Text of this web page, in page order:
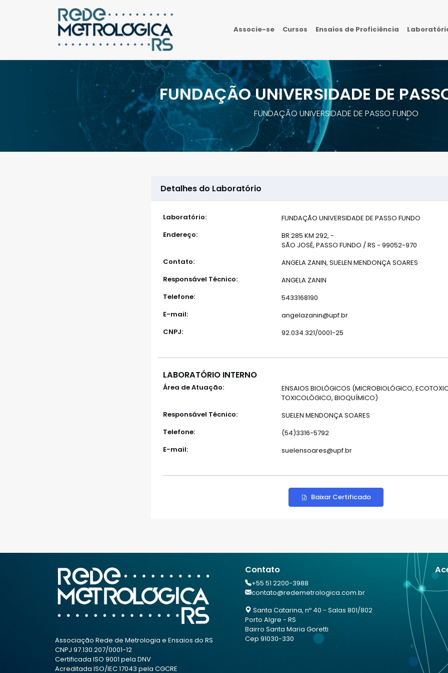
Associe-se Cursos Ensaios de Proficiência
FUNDAÇÃO UNIVERSIDADE DE
FUNDAÇÃO UNIVERSIDADE DE PASSO FUNDO
Detalhes do Laboratório
Laboratório:
FUNDAÇÃO UNIVERSIDADE DE PASSO FUNDO
Endereço:
BR 285 KM 292, -
SÃO JOSÉ, PASSO FUNDO / RS - 99052-970
Contato:
ANGELA ZANIN, SUELEN MENDONÇA SOARES
Responsável Técnico:
ANGELA ZANIN
Telefone:
5433168190
E-mail:
angelazanin@upf.br
CNPJ:
92.034.321/0001-25
LABORATÓRIO INTERNO
Área de Atuação:
ENSAIOS BIOLÓGICOS (MICROBIOLÓGICO,
TOXICOLÓGICO, BIOQUÍMICO)
Responsável Técnico:
SUELEN MENDONÇA SOARES
Telefone:
(54)3316-5792
E-mail:
suelensoares@upf.br
Baixar Certificado
Associação Rede de Metrologia e Ensaios do RS
CNPJ 97.130.207/0001-12
Certificada ISO 9001 pela DNV
Acreditada ISO/IEC 17043 pela CGCRE
Contato
+55 51 2200-3988
contato@redemetrologica.com.br
Santa Catarina, nº 40 - Salas 801/802
Porto Algre - RS
Bairro Santa Maria Goretti
Cep 91030-330